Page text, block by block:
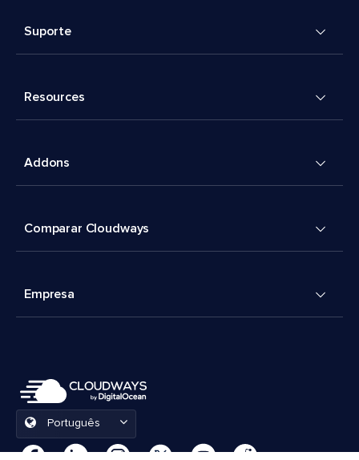
Suporte
Resources
Addons
Comparar Cloudways
Empresa
Português